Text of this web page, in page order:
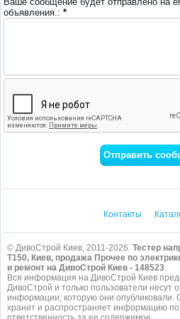
объявления.: *
Контакты
© ДивоСтрой Киев, 2011-2026. Тестер
T150, Киев, продажа Прочее по
и ремонт на ДивоСтрой Киев - 148523.
Вся информация на ДивоСтрой Киев
ДивоСтрой и только пользователи несут
информации, которую они опубликовали.
хранит и распространяет информацию